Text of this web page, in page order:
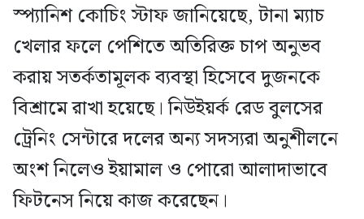
স্প্যানিশ কোচিং স্টাফ জানিয়েছে, টানা ম্যাচ
খেলার ফলে পেশিতে অতিরিক্ত চাপ অনুভব
করায় সতর্কতামূলক ব্যবস্থা হিসেবে দুজনকে
বিশ্রামে রাখা হয়েছে। নিউইয়র্ক রেড বুলসের
ট্রেনিং সেন্টারে দলের অন্য সদস্যরা অনুশীলনে
অংশ নিলেও ইয়ামাল ও পোরো আলাদাভাবে
ফিটনেস নিয়ে কাজ করেছেন।